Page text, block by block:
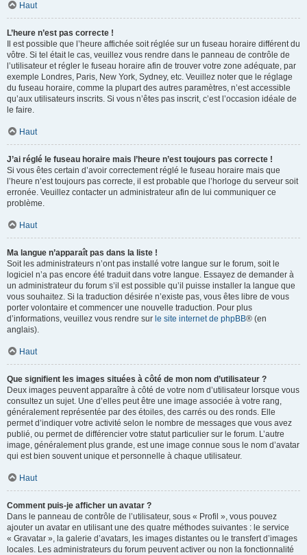
Haut
L’heure n’est pas correcte !
Il est possible que l’heure affichée soit réglée sur un fuseau horaire différent du
vôtre. Si tel était le cas, veuillez vous rendre dans le panneau de contrôle de
l’utilisateur et régler le fuseau horaire afin de trouver votre zone adéquate, par
exemple Londres, Paris, New York, Sydney, etc. Veuillez noter que le réglage
du fuseau horaire, comme la plupart des autres paramètres, n’est accessible
qu’aux utilisateurs inscrits. Si vous n’êtes pas inscrit, c’est l’occasion idéale de
le faire.
Haut
J’ai réglé le fuseau horaire mais l’heure n’est toujours pas correcte !
Si vous êtes certain d’avoir correctement réglé le fuseau horaire mais que
l’heure n’est toujours pas correcte, il est probable que l’horloge du serveur soit
erronée. Veuillez contacter un administrateur afin de lui communiquer ce
problème.
Haut
Ma langue n’apparaît pas dans la liste !
Soit les administrateurs n’ont pas installé votre langue sur le forum, soit le
logiciel n’a pas encore été traduit dans votre langue. Essayez de demander à
un administrateur du forum s’il est possible qu’il puisse installer la langue que
vous souhaitez. Si la traduction désirée n’existe pas, vous êtes libre de vous
porter volontaire et commencer une nouvelle traduction. Pour plus
d’informations, veuillez vous rendre sur le site internet de phpBB® (en
anglais).
Haut
Que signifient les images situées à côté de mon nom d’utilisateur ?
Deux images peuvent apparaître à côté de votre nom d’utilisateur lorsque vous
consultez un sujet. Une d’elles peut être une image associée à votre rang,
généralement représentée par des étoiles, des carrés ou des ronds. Elle
permet d’indiquer votre activité selon le nombre de messages que vous avez
publié, ou permet de différencier votre statut particulier sur le forum. L’autre
image, généralement plus grande, est une image connue sous le nom d’avatar
qui est bien souvent unique et personnelle à chaque utilisateur.
Haut
Comment puis-je afficher un avatar ?
Dans le panneau de contrôle de l’utilisateur, sous « Profil », vous pouvez
ajouter un avatar en utilisant une des quatre méthodes suivantes : le service
« Gravatar », la galerie d’avatars, les images distantes ou le transfert d’images
locales. Les administrateurs du forum peuvent activer ou non la fonctionnalité